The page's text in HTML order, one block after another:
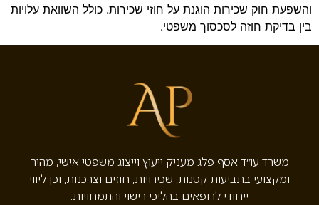
והשפעת חוק שכירות הוגנת על חוזי שכירות. כולל השוואת עלויות
בין בדיקת חוזה לסכסוך משפטי.
משרד עו״ד אסף פלג מעניק ייעוץ וייצוג משפטי אישי, מהיר
ומקצועי בתביעות קטנות, שכירויות, חוזים וצרכנות, וכן ליווי
ייחודי לרופאים בהליכי רישוי והתמחויות.